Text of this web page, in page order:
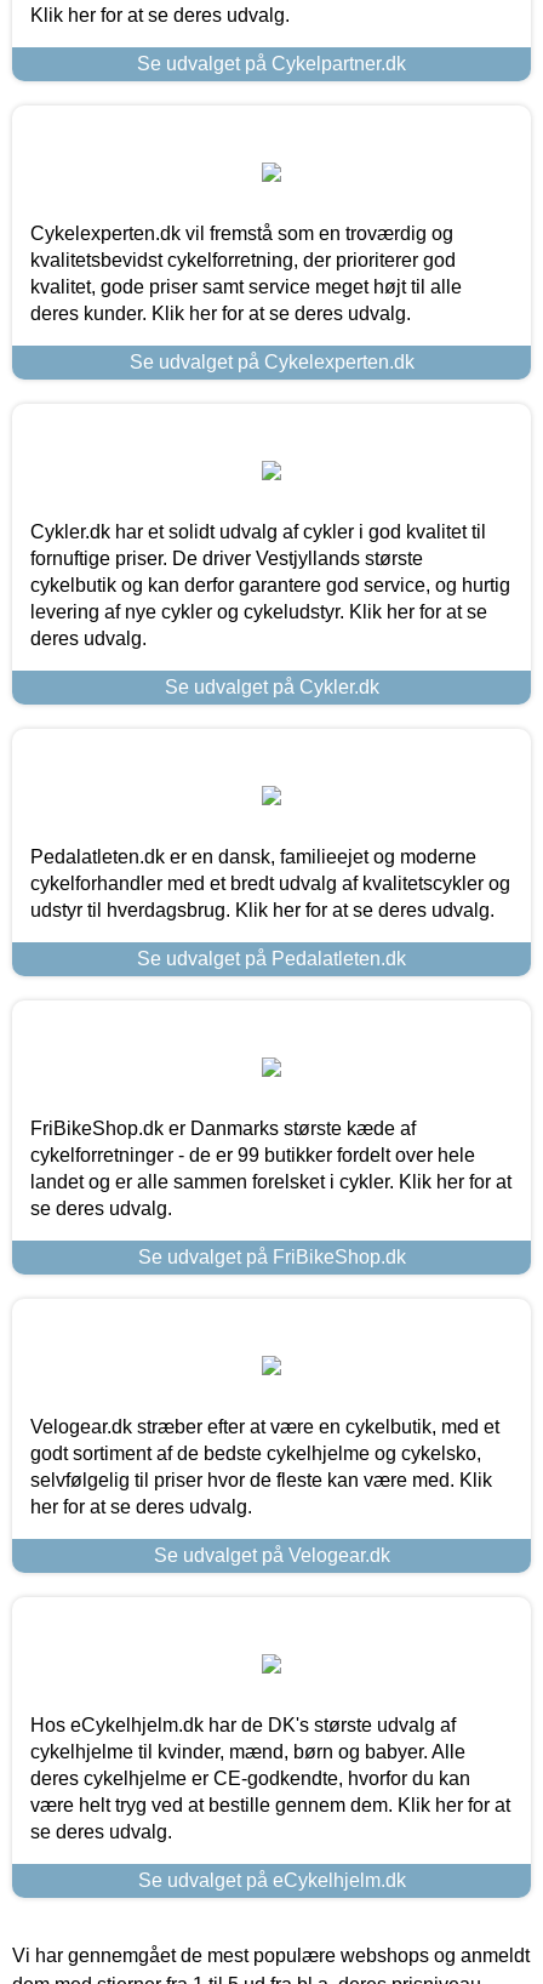
Klik her for at se deres udvalg.
Se udvalget på Cykelpartner.dk
Cykelexperten.dk vil fremstå som en troværdig og
kvalitetsbevidst cykelforretning, der prioriterer god
kvalitet, gode priser samt service meget højt til alle
deres kunder. Klik her for at se deres udvalg.
Se udvalget på Cykelexperten.dk
Cykler.dk har et solidt udvalg af cykler i god kvalitet til
fornuftige priser. De driver Vestjyllands største
cykelbutik og kan derfor garantere god service, og hurtig
levering af nye cykler og cykeludstyr. Klik her for at se
deres udvalg.
Se udvalget på Cykler.dk
Pedalatleten.dk er en dansk, familieejet og moderne
cykelforhandler med et bredt udvalg af kvalitetscykler og
udstyr til hverdagsbrug. Klik her for at se deres udvalg.
Se udvalget på Pedalatleten.dk
FriBikeShop.dk er Danmarks største kæde af
cykelforretninger - de er 99 butikker fordelt over hele
landet og er alle sammen forelsket i cykler. Klik her for at
se deres udvalg.
Se udvalget på FriBikeShop.dk
Velogear.dk stræber efter at være en cykelbutik, med et
godt sortiment af de bedste cykelhjelme og cykelsko,
selvfølgelig til priser hvor de fleste kan være med. Klik
her for at se deres udvalg.
Se udvalget på Velogear.dk
Hos eCykelhjelm.dk har de DK's største udvalg af
cykelhjelme til kvinder, mænd, børn og babyer. Alle
deres cykelhjelme er CE-godkendte, hvorfor du kan
være helt tryg ved at bestille gennem dem. Klik her for at
se deres udvalg.
Se udvalget på eCykelhjelm.dk
Vi har gennemgået de mest populære webshops og anmeldt